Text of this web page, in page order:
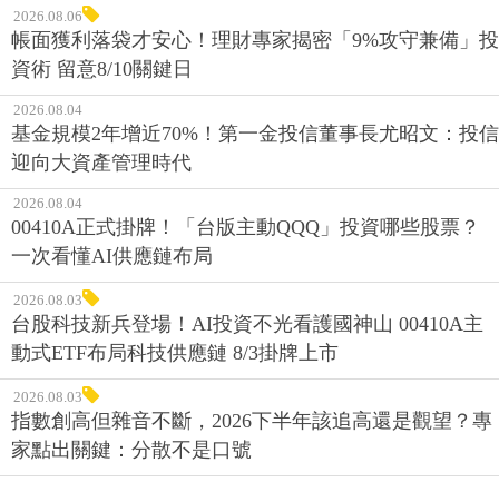
2026.08.06
帳面獲利落袋才安心！理財專家揭密「9%攻守兼備」投
資術 留意8/10關鍵日
2026.08.04
基金規模2年增近70%！第一金投信董事長尤昭文：投信
迎向大資產管理時代
2026.08.04
00410A正式掛牌！「台版主動QQQ」投資哪些股票？
一次看懂AI供應鏈布局
2026.08.03
台股科技新兵登場！AI投資不光看護國神山 00410A主
動式ETF布局科技供應鏈 8/3掛牌上市
2026.08.03
指數創高但雜音不斷，2026下半年該追高還是觀望？專
家點出關鍵：分散不是口號